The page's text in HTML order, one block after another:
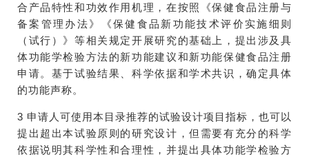
合产品特性和功效作用机理，在按照《保健食品注册与
备案管理办法》《保健食品新功能技术评价实施细则
（试行）》等相关规定开展研究的基础上，提出涉及具
体功能学检验方法的新功能建议和新功能保健食品注册
申请。基于试验结果、科学依据和学术共识，确定具体
的功能声称。
3 申请人可使用本目录推荐的试验设计项目指标，也可以
提出超出本试验原则的研究设计，但需要有充分的科学
依据说明其科学性和合理性，并提出具体功能学检验方